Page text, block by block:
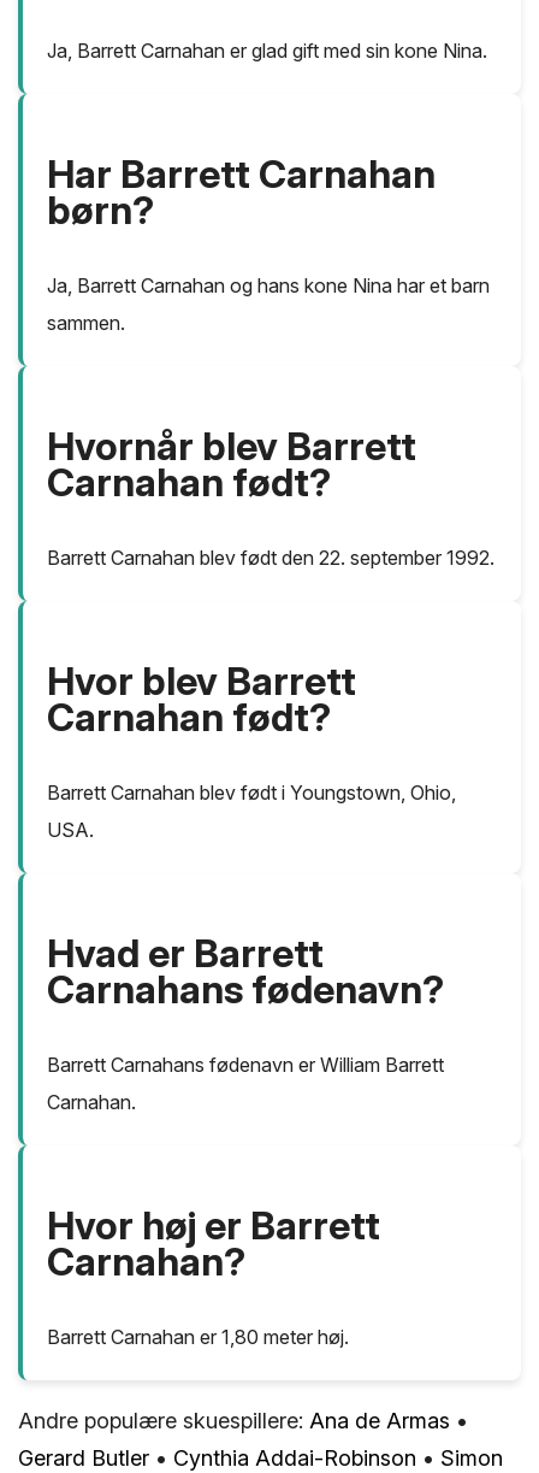
Ja, Barrett Carnahan er glad gift med sin kone Nina.
Har Barrett Carnahan
børn?
Ja, Barrett Carnahan og hans kone Nina har et barn
sammen.
Hvornår blev Barrett
Carnahan født?
Barrett Carnahan blev født den 22. september 1992.
Hvor blev Barrett
Carnahan født?
Barrett Carnahan blev født i Youngstown, Ohio,
USA.
Hvad er Barrett
Carnahans fødenavn?
Barrett Carnahans fødenavn er William Barrett
Carnahan.
Hvor høj er Barrett
Carnahan?
Barrett Carnahan er 1,80 meter høj.
Andre populære skuespillere: Ana de Armas •
Gerard Butler • Cynthia Addai-Robinson • Simon